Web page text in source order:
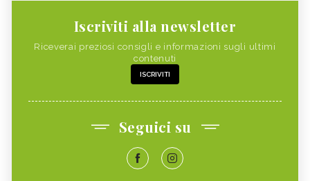
Iscriviti alla newsletter
Riceverai preziosi consigli e informazioni sugli ultimi
contenuti
ISCRIVITI
Seguici su